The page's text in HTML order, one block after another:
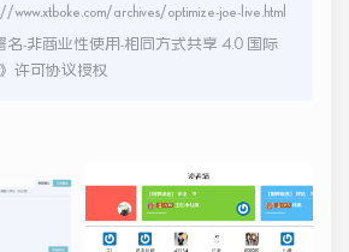
www.xtboke.com/archives/optimize-joe-live.html
名-非商业性使用-相同方式共享 4.0 国际
》许可协议授权